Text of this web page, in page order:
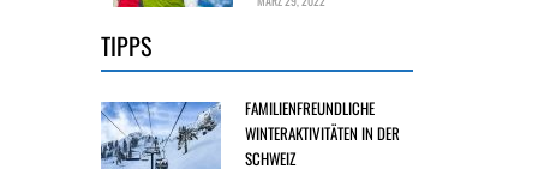
TIPPS
FAMILIENFREUNDLICHE
WINTERAKTIVITÄTEN IN DER
SCHWEIZ